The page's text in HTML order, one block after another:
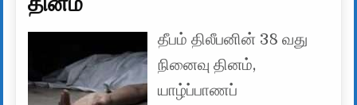
தீபம் திலீபனின் 38 வது
நினைவு தினம்,
யாழ்ப்பாணப்